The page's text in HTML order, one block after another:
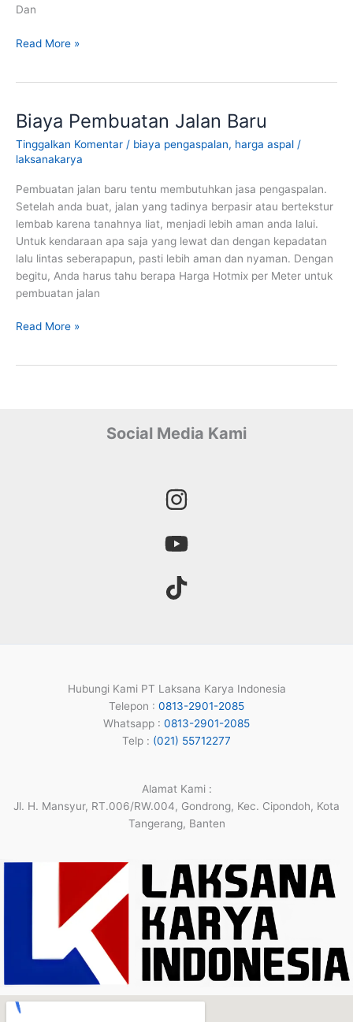
Dan
Harga
dan
Berkualitas
Read More »
Biaya Pembuatan Jalan Baru
Tinggalkan Komentar / biaya pengaspalan, harga aspal /
laksanakarya
Pembuatan jalan baru tentu membutuhkan jasa pengaspalan.
Setelah anda buat, jalan yang tadinya berpasir atau bertekstur
lembab karena tanahnya liat, menjadi lebih aman anda lalui.
Untuk kendaraan apa saja yang lewat dan dengan kepadatan
lalu lintas seberapapun, pasti lebih aman dan nyaman. Dengan
begitu, Anda harus tahu berapa Harga Hotmix per Meter untuk
pembuatan jalan
Biaya
Read More »
Social Media Kami
Hubungi Kami PT Laksana Karya Indonesia
Telepon : 0813-2901-2085
Whatsapp : 0813-2901-2085
Telp : (021) 55712277
Alamat Kami :
Jl. H. Mansyur, RT.006/RW.004, Gondrong, Kec. Cipondoh, Kota
Tangerang, Banten